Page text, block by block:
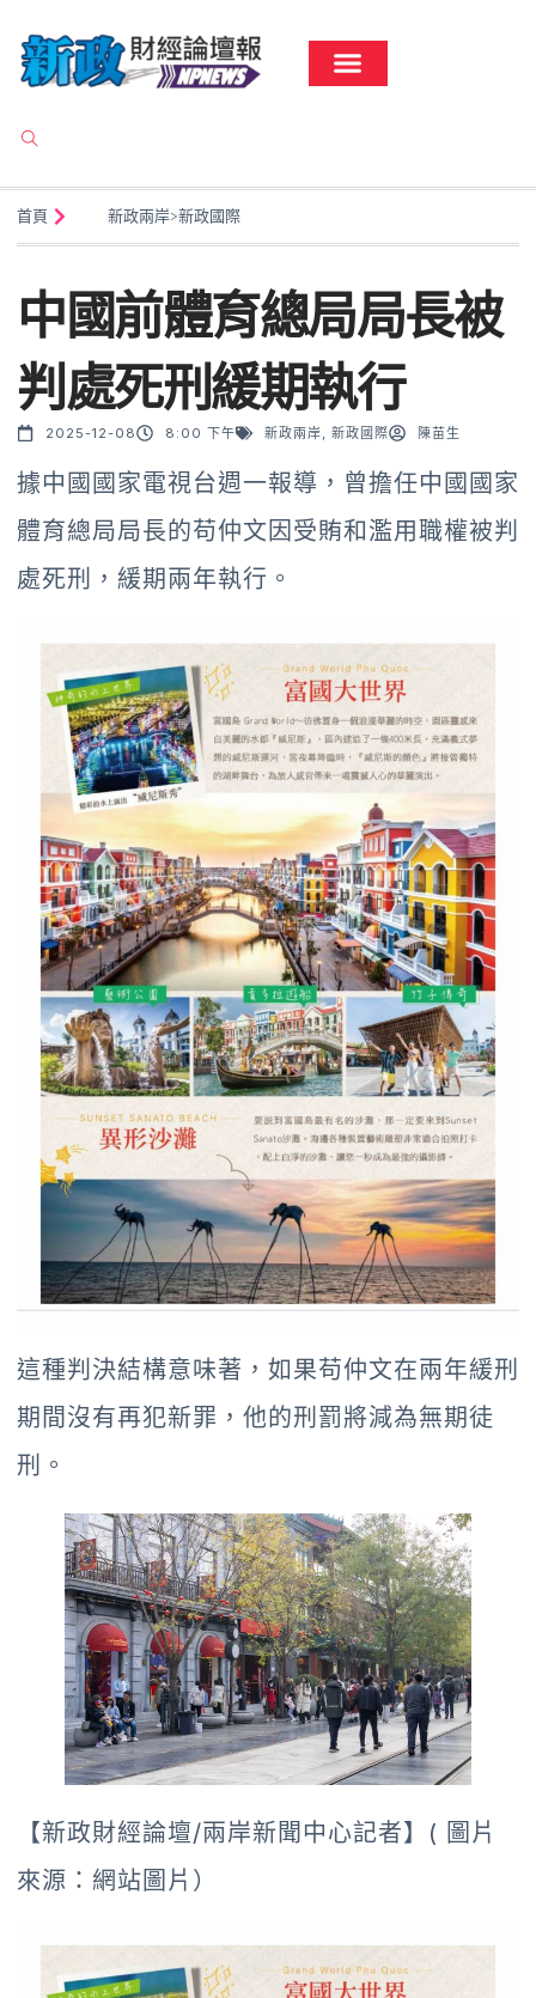
首頁 新政兩岸>新政國際
中國前體育總局局長被
判處死刑緩期執行
2025-12-08 8:00 下午 新政兩岸 新政國際 陳苗生
據中國國家電視台週一報導，曾擔任中國國家
體育總局局長的苟仲文因受賄和濫用職權被判
處死刑，緩期兩年執行。
這種判決結構意味著，如果苟仲文在兩年緩刑
期間沒有再犯新罪，他的刑罰將減為無期徒
刑。
【新政財經論壇/兩岸新聞中心記者】( 圖片
來源：網站圖片）